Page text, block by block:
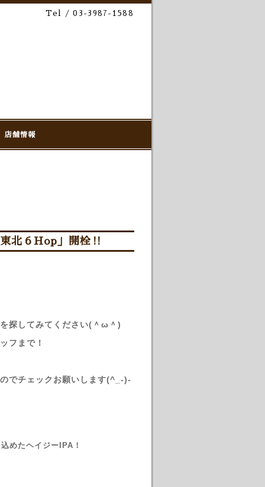
Tel / 03-3987-1588
店舗情報
北６Hop」開栓‼
探してみてください(＾ω＾)
フまで！
でチェックお願いします(^_-)-
めたヘイジーIPA！